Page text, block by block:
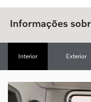
Informações
Interior Exterior